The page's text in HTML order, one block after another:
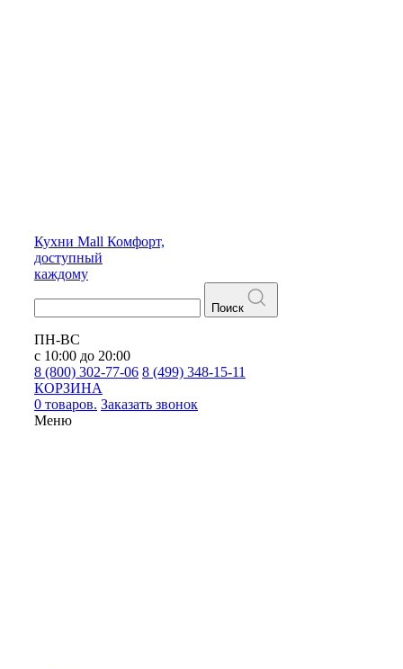
Кухни Mall Комфорт,
доступный
каждому
Поиск
ПН-ВС
с 10:00 до 20:00
8 (800) 302-77-06 8 (499) 348-15-11
КОРЗИНА
0 товаров. Заказать звонок
Меню